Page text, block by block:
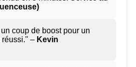
coup de boost pour un
réussi." – Kevin